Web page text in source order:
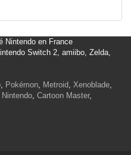
Nintendo en France
Switch 2, amiibo, Zelda,
, Pokémon, Metroid, Xenoblade,
Nintendo, Cartoon Master,